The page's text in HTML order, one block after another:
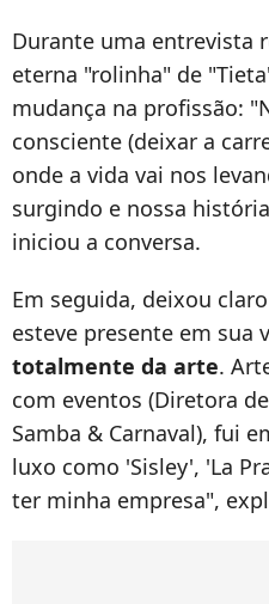
Durante uma entrevista
eterna "rolinha" de
mudança na profissão:
consciente (deixar a
onde a vida vai nos
surgindo e nossa
iniciou a conversa.
Em seguida, deixou
esteve presente em sua
totalmente da arte.
com eventos (Diretora
Samba & Carnaval), fui
luxo como 'Sisley', 'La
ter minha empresa",